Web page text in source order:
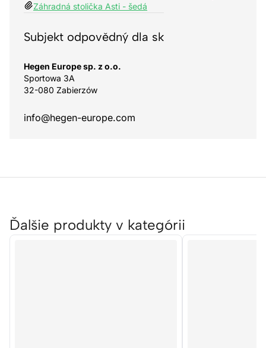
Záhradná stolička Asti - šedá
Subjekt odpovědný dla sk
Hegen Europe sp. z o.o.
Sportowa 3A
32-080 Zabierzów
info@hegen-europe.com
Ďalšie produkty v kategórii